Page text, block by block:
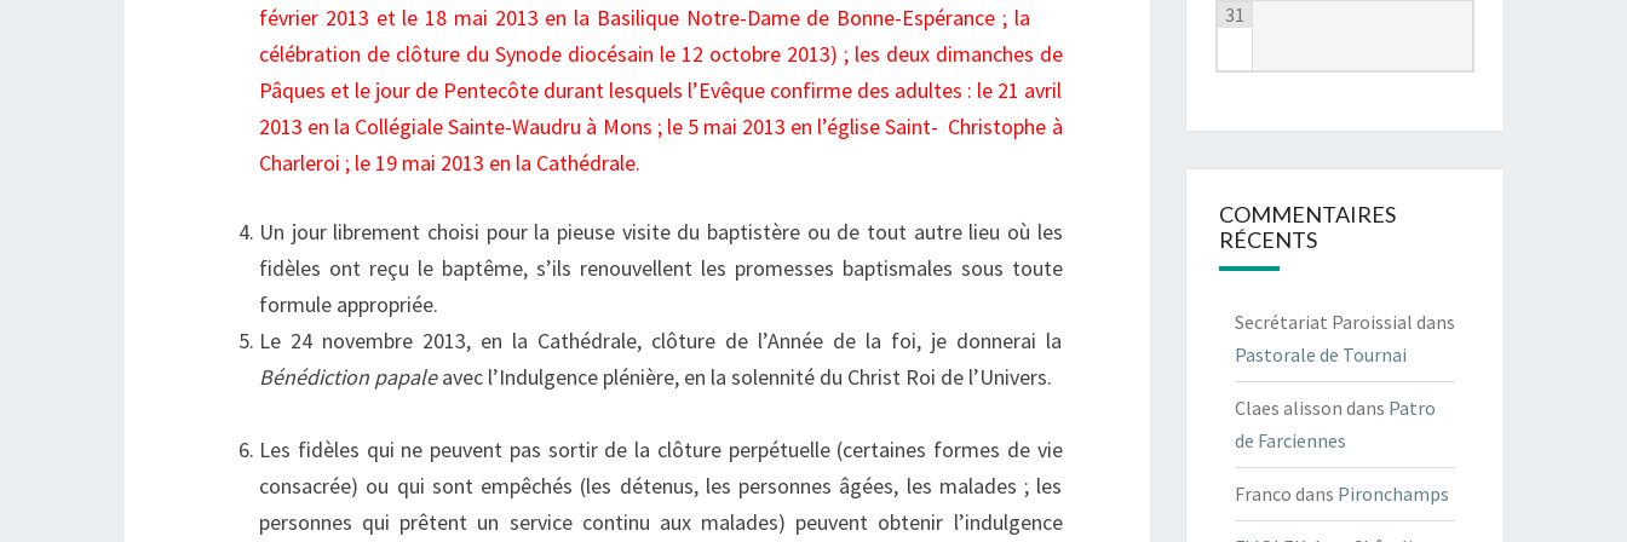
février 2013 et le 18 mai 2013 en la Basilique Notre-Dame de Bonne-Espérance ; la
célébration de clôture du Synode diocésain le 12 octobre 2013) ; les deux dimanches de
Pâques et le jour de Pentecôte durant lesquels l’Evêque confirme des adultes : le 21 avril
2013 en la Collégiale Sainte-Waudru à Mons ; le 5 mai 2013 en l’église Saint- Christophe à
Charleroi ; le 19 mai 2013 en la Cathédrale.
Un jour librement choisi pour la pieuse visite du baptistère ou de tout autre lieu où les
fidèles ont reçu le baptême, s’ils renouvellent les promesses baptismales sous toute
formule appropriée.
Le 24 novembre 2013, en la Cathédrale, clôture de l’Année de la foi, je donnerai la
Bénédiction papaleavec l’Indulgence plénière, en la solennité du Christ Roi de l’Univers.
Les fidèles qui ne peuvent pas sortir de la clôture perpétuelle (certaines formes de vie
consacrée) ou qui sont empêchés (les détenus, les personnes âgées, les malades ; les
personnes qui prêtent un service continu aux malades) peuvent obtenir l’indulgence
31
COMMENTAIRES
RÉCENTS
Secrétariat Paroissial dans
Pastorale de Tournai
Claes alisson dans Patro
de Farciennes
Franco dans Pironchamps